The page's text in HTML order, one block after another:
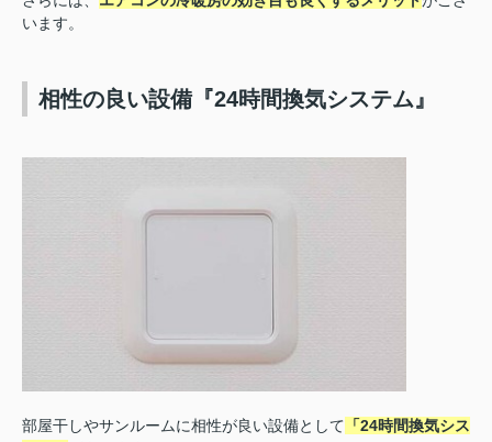
います。
相性の良い設備『24時間換気システム』
部屋干しやサンルームに相性が良い設備として 「24時間換気シス